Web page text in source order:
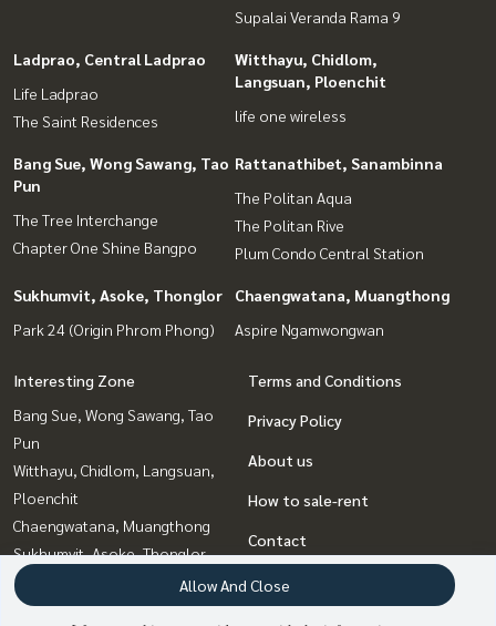
Supalai Veranda Rama 9
Ladprao, Central Ladprao
Life Ladprao
The Saint Residences
Witthayu, Chidlom,
Langsuan, Ploenchit
life one wireless
Bang Sue, Wong Sawang, Tao
Pun
The Tree Interchange
Chapter One Shine Bangpo
Rattanathibet, Sanambinna
The Politan Aqua
The Politan Rive
Plum Condo Central Station
Sukhumvit, Asoke, Thonglor
Park 24 (Origin Phrom Phong)
Chaengwatana, Muangthong
Aspire Ngamwongwan
Interesting Zone
Bang Sue, Wong Sawang, Tao
Pun
Witthayu, Chidlom, Langsuan,
Ploenchit
Chaengwatana, Muangthong
Sukhumvit, Asoke, Thonglor
Bangna, Bearing, Lasalle
Rattanathibet, Sanambinna
Terms and Conditions
Privacy Policy
About us
How to sale-rent
Contact
Allow And Close